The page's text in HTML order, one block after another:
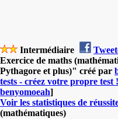
Intermédiaire
Exercice de maths
Pythagore et plus)" créé par
tests - créez votre propre test !
benyomoeah]
Voir les statistiques de
(mathématiques)